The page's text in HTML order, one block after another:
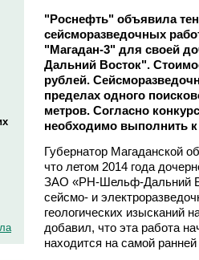
"Роснефть" объявила
сейсморазведочных
"Магадан-3" для своей
Дальний Восток".
рублей.
пределах одного
метров. Согласно
необходимо выполнить
Губернатор Магаданской
что летом 2014 года
ЗАО «РН-Шельф-Дальний
сейсмо- и
геологических изысканий
добавил, что эта работа
находится на самой